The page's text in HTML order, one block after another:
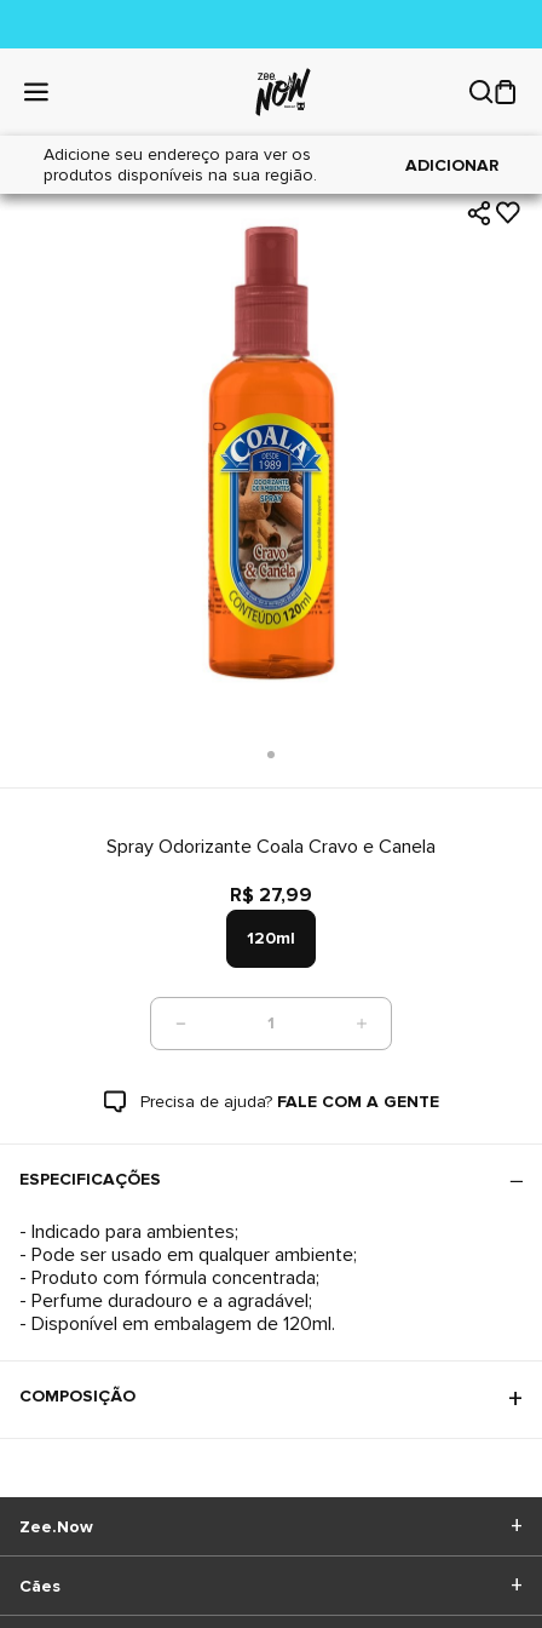
Adicione seu endereço para ver os
produtos disponíveis na sua região.
ADICIONAR
Home|Cães|Higiene
Spray Odorizante Coala Cravo e Canela
R$ 27,99
120ml
1
Precisa de ajuda? FALE COM A GENTE
ESPECIFICAÇÕES
- Indicado para ambientes;
- Pode ser usado em qualquer ambiente;
- Produto com fórmula concentrada;
- Perfume duradouro e a agradável;
- Disponível em embalagem de 120ml.
COMPOSIÇÃO
Cães
Zee.Now